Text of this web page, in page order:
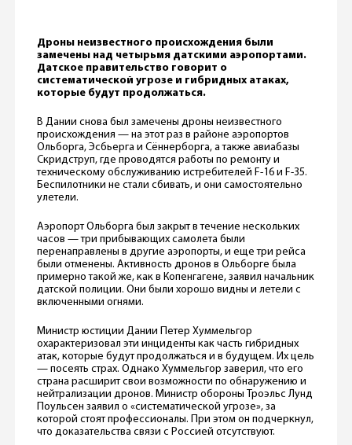
Дроны неизвестного происхождения были
замечены над четырьмя датскими аэропортами.
Датское правительство говорит о
систематической угрозе и гибридных атаках,
которые будут продолжаться.
В Дании снова был замечены дроны неизвестного
происхождения — на этот раз в районе аэропортов
Ольборга, Эсбьерга и Сённерборга, а также авиабазы
Скридструп, где проводятся работы по ремонту и
техническому обслуживанию истребителей F-16 и F-35.
Беспилотники не стали сбивать, и они самостоятельно
улетели.
Аэропорт Ольборга был закрыт в течение нескольких
часов — три прибывающих самолета были
перенаправлены в другие аэропорты, и еще три рейса
были отменены. Активность дронов в Ольборге была
примерно такой же, как в Копенгагене, заявил начальник
датской полиции. Они были хорошо видны и летели с
включенными огнями.
Министр юстиции Дании Петер Хуммельгор
охарактеризовал эти инциденты как часть гибридных
атак, которые будут продолжаться и в будущем. Их цель
— посеять страх. Однако Хуммельгор заверил, что его
страна расширит свои возможности по обнаружению и
нейтрализации дронов. Министр обороны Троэльс Лунд
Поульсен заявил о «систематической угрозе», за
которой стоят профессионалы. При этом он подчеркнул,
что доказательства связи с Россией отсутствуют.